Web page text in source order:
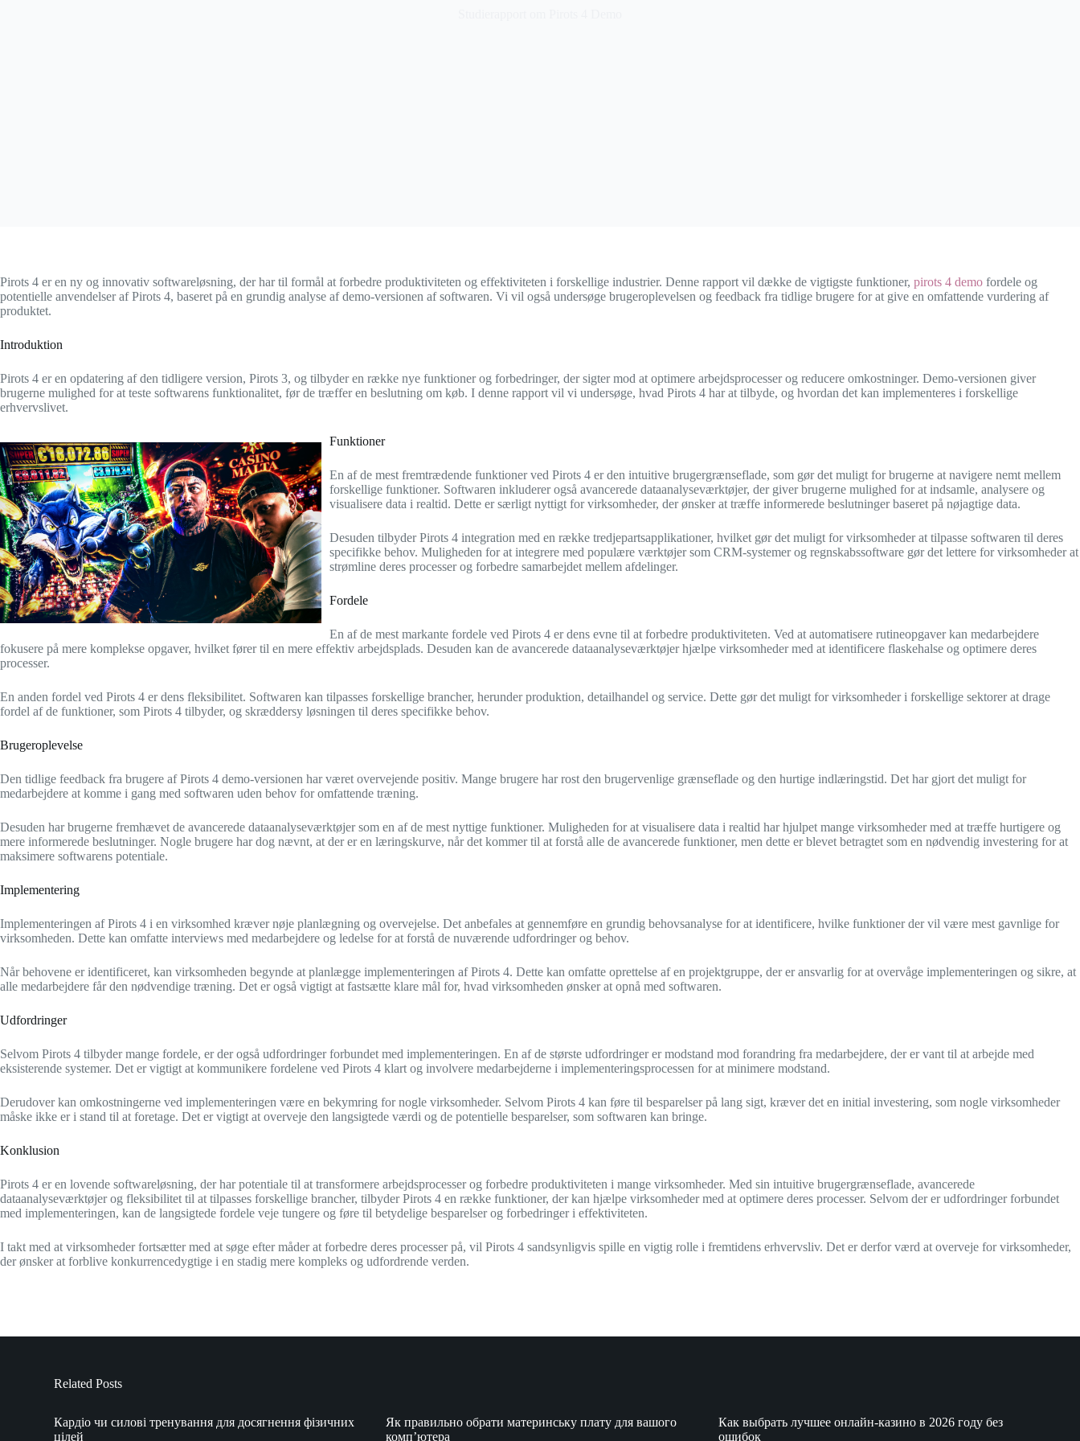
Pirots 4 er en ny og innovativ softwareløsning, der har til formål at forbedre produktiviteten og effektiviteten i forskellige industrier. Denne rapport vil dække de vigtigste funktioner, pirots 4 demo fordele og
potentielle anvendelser af Pirots 4, baseret på en grundig analyse af demo-versionen af softwaren. Vi vil også undersøge brugeroplevelsen og feedback fra tidlige brugere for at give en omfattende vurdering af
produktet.
Introduktion
Pirots 4 er en opdatering af den tidligere version, Pirots 3, og tilbyder en række nye funktioner og forbedringer, der sigter mod at optimere arbejdsprocesser og reducere omkostninger. Demo-versionen giver
brugerne mulighed for at teste softwarens funktionalitet, før de træffer en beslutning om køb. I denne rapport vil vi undersøge, hvad Pirots 4 har at tilbyde, og hvordan det kan implementeres i forskellige
erhvervslivet.
Funktioner
En af de mest fremtrædende funktioner ved Pirots 4 er den intuitive brugergrænseflade, som gør det muligt for brugerne at navigere nemt mellem
forskellige funktioner. Softwaren inkluderer også avancerede dataanalyseværktøjer, der giver brugerne mulighed for at indsamle, analysere og
visualisere data i realtid. Dette er særligt nyttigt for virksomheder, der ønsker at træffe informerede beslutninger baseret på nøjagtige data.
Desuden tilbyder Pirots 4 integration med en række tredjepartsapplikationer, hvilket gør det muligt for virksomheder at tilpasse softwaren til deres
specifikke behov. Muligheden for at integrere med populære værktøjer som CRM-systemer og regnskabssoftware gør det lettere for virksomheder at
strømline deres processer og forbedre samarbejdet mellem afdelinger.
Fordele
En af de mest markante fordele ved Pirots 4 er dens evne til at forbedre produktiviteten. Ved at automatisere rutineopgaver kan medarbejdere
fokusere på mere komplekse opgaver, hvilket fører til en mere effektiv arbejdsplads. Desuden kan de avancerede dataanalyseværktøjer hjælpe virksomheder med at identificere flaskehalse og optimere deres
processer.
En anden fordel ved Pirots 4 er dens fleksibilitet. Softwaren kan tilpasses forskellige brancher, herunder produktion, detailhandel og service. Dette gør det muligt for virksomheder i forskellige sektorer at drage
fordel af de funktioner, som Pirots 4 tilbyder, og skræddersy løsningen til deres specifikke behov.
Brugeroplevelse
Den tidlige feedback fra brugere af Pirots 4 demo-versionen har været overvejende positiv. Mange brugere har rost den brugervenlige grænseflade og den hurtige indlæringstid. Det har gjort det muligt for
medarbejdere at komme i gang med softwaren uden behov for omfattende træning.
Desuden har brugerne fremhævet de avancerede dataanalyseværktøjer som en af de mest nyttige funktioner. Muligheden for at visualisere data i realtid har hjulpet mange virksomheder med at træffe hurtigere og
mere informerede beslutninger. Nogle brugere har dog nævnt, at der er en læringskurve, når det kommer til at forstå alle de avancerede funktioner, men dette er blevet betragtet som en nødvendig investering for at
maksimere softwarens potentiale.
Implementering
Implementeringen af Pirots 4 i en virksomhed kræver nøje planlægning og overvejelse. Det anbefales at gennemføre en grundig behovsanalyse for at identificere, hvilke funktioner der vil være mest gavnlige for
virksomheden. Dette kan omfatte interviews med medarbejdere og ledelse for at forstå de nuværende udfordringer og behov.
Når behovene er identificeret, kan virksomheden begynde at planlægge implementeringen af Pirots 4. Dette kan omfatte oprettelse af en projektgruppe, der er ansvarlig for at overvåge implementeringen og sikre, at
alle medarbejdere får den nødvendige træning. Det er også vigtigt at fastsætte klare mål for, hvad virksomheden ønsker at opnå med softwaren.
Udfordringer
Selvom Pirots 4 tilbyder mange fordele, er der også udfordringer forbundet med implementeringen. En af de største udfordringer er modstand mod forandring fra medarbejdere, der er vant til at arbejde med
eksisterende systemer. Det er vigtigt at kommunikere fordelene ved Pirots 4 klart og involvere medarbejderne i implementeringsprocessen for at minimere modstand.
Derudover kan omkostningerne ved implementeringen være en bekymring for nogle virksomheder. Selvom Pirots 4 kan føre til besparelser på lang sigt, kræver det en initial investering, som nogle virksomheder
måske ikke er i stand til at foretage. Det er vigtigt at overveje den langsigtede værdi og de potentielle besparelser, som softwaren kan bringe.
Konklusion
Pirots 4 er en lovende softwareløsning, der har potentiale til at transformere arbejdsprocesser og forbedre produktiviteten i mange virksomheder. Med sin intuitive brugergrænseflade, avancerede
dataanalyseværktøjer og fleksibilitet til at tilpasses forskellige brancher, tilbyder Pirots 4 en række funktioner, der kan hjælpe virksomheder med at optimere deres processer. Selvom der er udfordringer forbundet
med implementeringen, kan de langsigtede fordele veje tungere og føre til betydelige besparelser og forbedringer i effektiviteten.
I takt med at virksomheder fortsætter med at søge efter måder at forbedre deres processer på, vil Pirots 4 sandsynligvis spille en vigtig rolle i fremtidens erhvervsliv. Det er derfor værd at overveje for virksomheder,
der ønsker at forblive konkurrencedygtige i en stadig mere kompleks og udfordrende verden.
Related Posts
Кардіо чи силові тренування для досягнення фізичних
цілей
Як правильно обрати материнську плату для вашого
комп’ютера
Как выбрать лучшее онлайн-казино в 2026 году без
ошибок